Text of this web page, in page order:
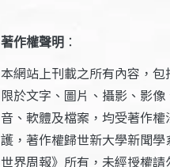
著作權聲明 ：
本網站上刊載之所有內容，包
限於文字、圖片、攝影、影像
音、軟體及檔案，均受著作權
護，著作權歸世新大學新聞學
世界周報》所有，未經授權請